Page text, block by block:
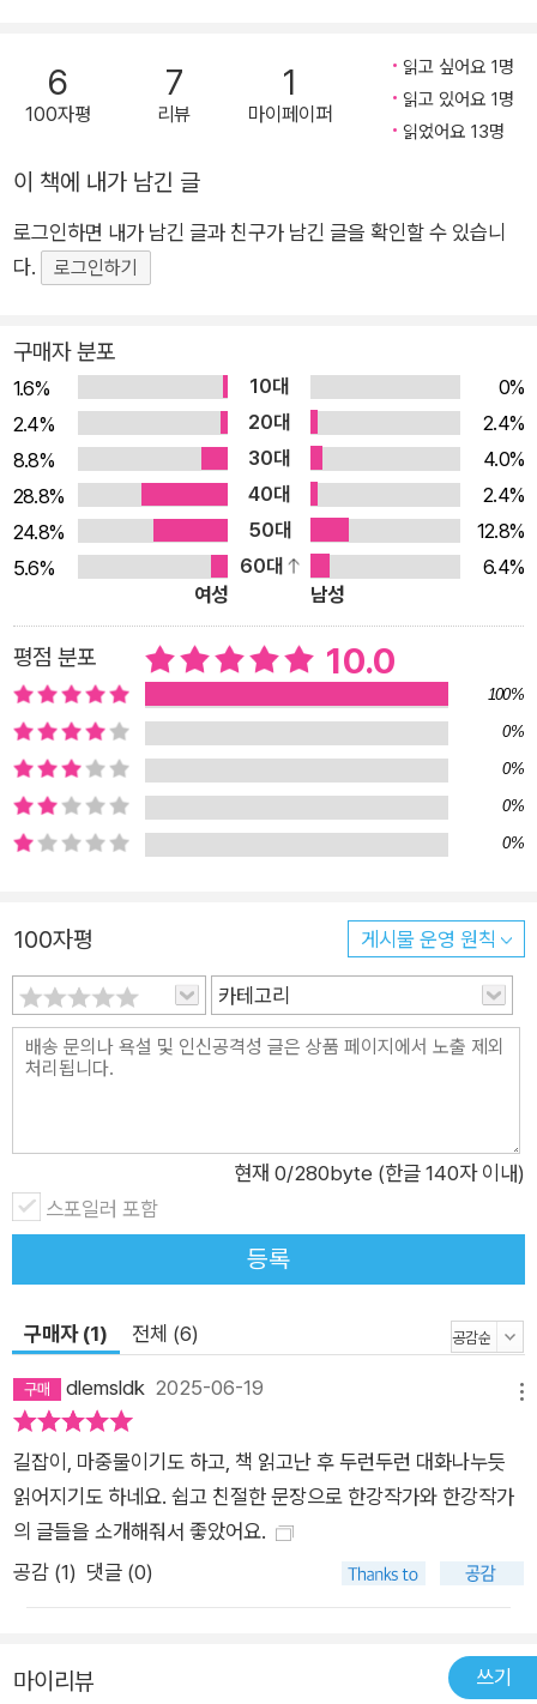
풀어 냈다. 이어서 한강의 주요 작품인 『채식주의자』, 『희랍어 시
간』, 『소년이 온다』, 『흰』, 『작별하지 않는다』를 차례로 다루었다.
에서 배우는 문학의 주요 개념, 이를테면 주제, 구성, 문체, 인물,
사건, 배경, 시점, 소재, 심상, 표현 기법 등을 기반으로 하여 풀어
냈다. 한강 작품에 대한 대부분의 평론집의 내용 수준이 무척 어
려운 경우가 많아, 청소년들이 읽을 수 있는 감상집의 필요성을
할 수 있는 것이다. 내용을 청소년 수준으로 하였다는 말은 성인
들도 쉽게 읽을 수 있는 감상집이라는 의미이기도 하다. 청소년들
이 반드시 읽어야 할 책이기도 하지만, 성인들도 과거 학창 시절
에 공부하였던 문학의 개념을 되새기면서 한강 소설들에 대한 이
해를 쉽고도 깊게 할 수 있는 것이다. 이 책을 통해 저자들이 바라
는 바는, 책의 본문 첫 페이지에 실린 다음의 글로 대신할 수 있
다. “한강 작가의 노벨 문학상 수상을 축하하며, 전국국어교사모
임의 선생님들이 정성을 다해 쓴 이 책이 한강 작품을 이미 읽은
독자들에게는 작품에 대한 감상의 깊이를 더하고, 한강 작품을 읽
을 독자들에게는 작품에 대한 좋은 길잡이 역할을 하기를 기대합
니다.”
6
100자평
7
리뷰
1
마이페이퍼
읽고 싶어요 1명
읽고 있어요 1명
읽었어요 13명
이 책에 내가 남긴 글
로그인하면 내가 남긴 글과 친구가 남긴 글을 확인할 수 있습니
다.
로그인하기
구매자 분포
1.6% 10대
0%
2.4%
20대
2.4%
8.8%
30대
4.0%
28.8%
40대
2.4%
24.8%
50대
12.8%
5.6%
60대
6.4%
여성
남성
평점 분포 10.0
100%
0%
0%
0%
0%
100자평 게시물 운영 원칙
카테고리
현재 0/280byte (한글 140자 이내)
스포일러 포함
등록
구매자 (1) 전체 (6)
dlemsldk 2025-06-19
길잡이, 마중물이기도 하고, 책 읽고난 후 두런두런 대화나누듯
읽어지기도 하네요. 쉽고 친절한 문장으로 한강작가와 한강작가
의 글들을 소개해줘서 좋았어요.
공감 (1) 댓글 (0)
마이리뷰 쓰기